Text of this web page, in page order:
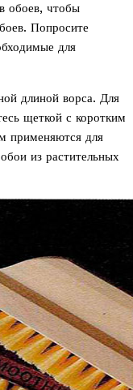
обоев, чтобы
Попросите
для
длиной ворса. Для
щеткой с коротким
применяются для
из растительных